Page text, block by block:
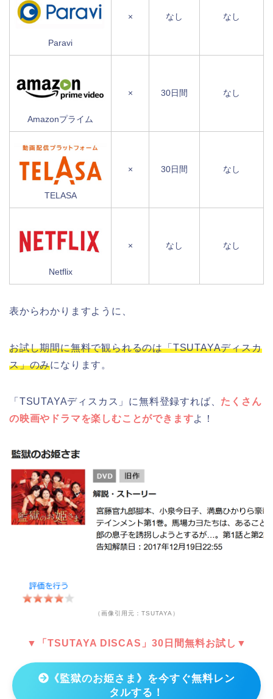
Paravi
× なし なし
Amazonプライム
× 30日間 なし
TELASA
× 30日間 なし
Netflix
× なし なし
表からわかりますように、
お試し期間に無料で観られるのは「TSUTAYAディスカ
ス」のみになります。
「TSUTAYAディスカス」に無料登録すれば、 たくさん
の映画やドラマを楽しむことができますよ！
（画像引用元：TSUTAYA）
▼「TSUTAYA DISCAS」30日間無料お試し▼
《監獄のお姫さま》を今すぐ無料レン
タルする！